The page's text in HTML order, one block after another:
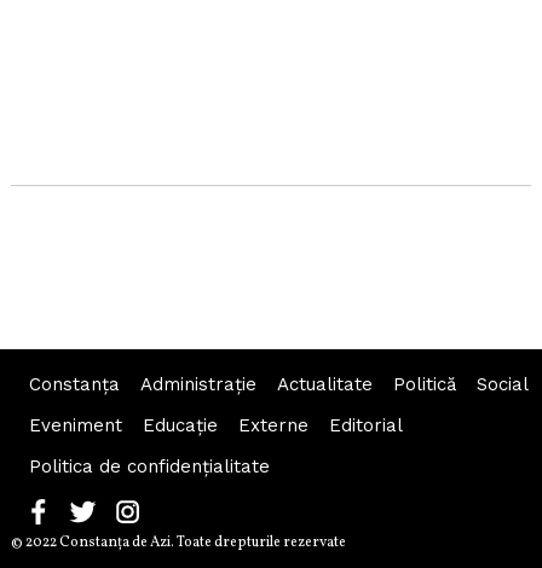
Constanța Administraţie Actualitate Politică
Social
Eveniment
Educaţie Externe
Editorial
Politica de confidențialitate
© 2022 Constanţa de Azi. Toate drepturile rezervate